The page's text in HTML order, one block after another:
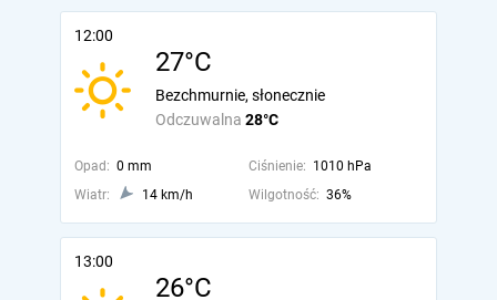
12:00
27°C
Odczuwalna 28°C
Bezchmurnie, słonecznie
Opad: 0 mm Ciśnienie: 1010 hPa
Wiatr:
14 km/h Wilgotność: 36%
13:00
26°C